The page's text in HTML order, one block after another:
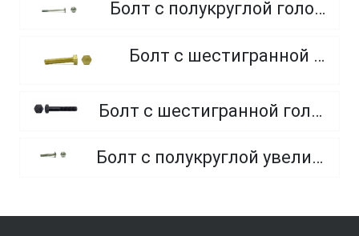
Болт с полукруглой головкой и квадратным подголовником
Болт с шестигранной головкой, из латуни
Болт с шестигранной головкой, неполная резьба, класс прочности 10.9 и 12.9
Болт с полукруглой увеличенной головкой и усом класса точности C (мебельный)